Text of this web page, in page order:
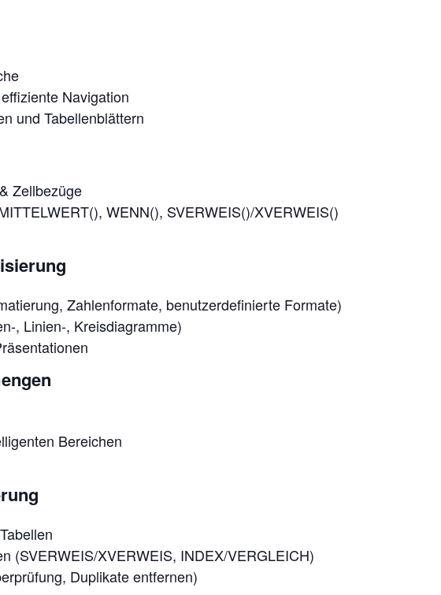
Navigation
und Tabellenblättern
Zellbezüge
WENN(), SVERWEIS()/XVERWEIS()
Zahlenformate, benutzerdefinierte Formate)
, Linien-, Kreisdiagramme)
Bereichen
(SVERWEIS/XVERWEIS, INDEX/VERGLEICH)
Duplikate entfernen)